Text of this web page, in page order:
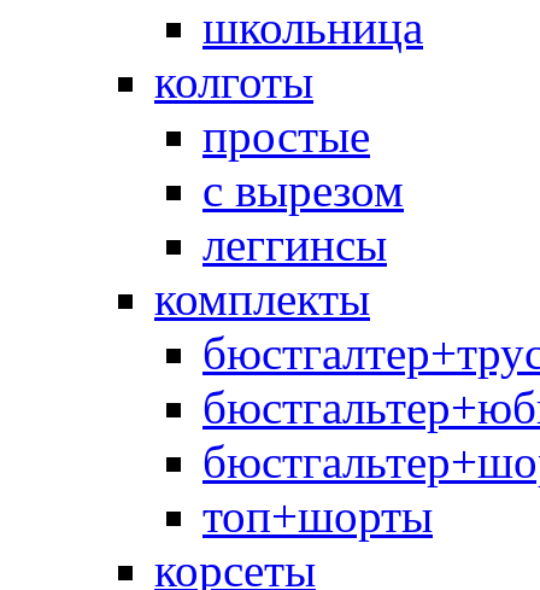
школьница
колготы
простые
с вырезом
леггинсы
комплекты
топ+шорты
корсеты